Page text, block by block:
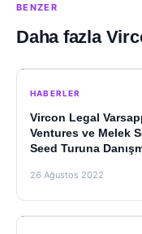
BENZER
Daha fazla
HABERLER
Vircon Legal
Ventures ve Melek
Seed Turuna
26 Ağustos 2022